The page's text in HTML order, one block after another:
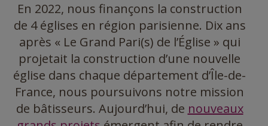
En 2022, nous finançons la construction
de 4 églises en région parisienne. Dix ans
après « Le Grand Pari(s) de l’Église » qui
projetait la construction d’une nouvelle
église dans chaque département d’Île-de-
France, nous poursuivons notre mission
de bâtisseurs. Aujourd’hui, de nouveaux